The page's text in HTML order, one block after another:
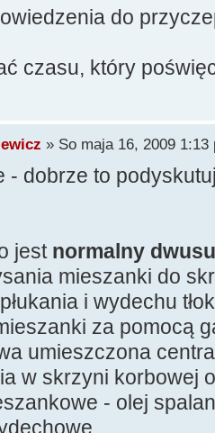
do
czasu, który
» So maja 16, 2009 1:13
- dobrze to
jest normalny
mieszanki do
i wydechu
za pomocą
umieszczona
w skrzyni korbowej
- olej